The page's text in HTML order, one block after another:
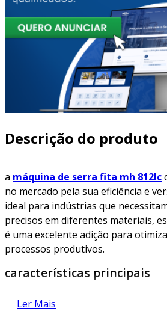
Descrição do produto
a máquina de serra fita mh 812lc
no mercado pela sua eficiência e
ideal para indústrias que
precisos em diferentes materiais,
é uma excelente adição para
processos produtivos.
características principais
antes de detalharmos os benefícios,
entender as principais
Ler Mais